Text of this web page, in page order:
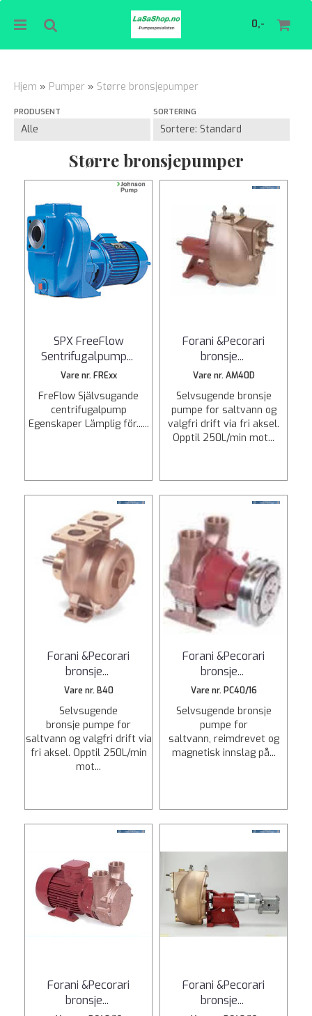
0,-
Hjem » Pumper » Større bronsjepumper
PRODUSENT SORTERING
Større bronsjepumper
SPX FreeFlow
Sentrifugalpump...
Vare nr. FRExx
FreFlow Självsugande
centrifugalpump
Egenskaper Lämplig för......
Forani &Pecorari
bronsje...
Vare nr. AM40D
Selvsugende bronsje
pumpe for saltvann og
valgfri drift via fri aksel.
Opptil 250L/min mot...
Forani &Pecorari
bronsje...
Vare nr. B40
Selvsugende
bronsje pumpe for
saltvann og valgfri drift via
fri aksel. Opptil 250L/min
mot...
Forani &Pecorari
bronsje...
Vare nr. PC40/16
Selvsugende bronsje
pumpe for
saltvann, reimdrevet og
magnetisk innslag på...
Forani &Pecorari
bronsje...
Forani &Pecorari
bronsje...